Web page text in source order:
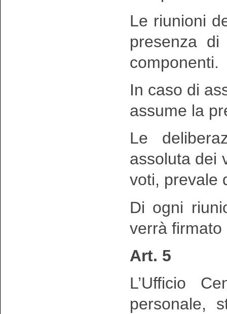
Le riunioni
presenza
componenti.
In caso di
assume la
Le
assoluta dei
voti, prevale
Di ogni
verrà firmato
Art. 5
L’Ufficio
personale,